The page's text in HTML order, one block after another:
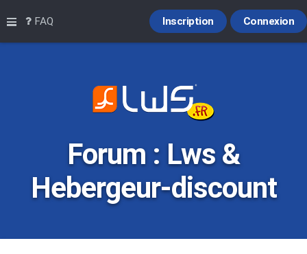
Raccourcis
FAQ Connexion
Inscription
Forum : Lws &
Hebergeur-discount